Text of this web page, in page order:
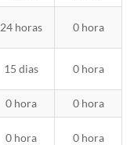
24 horas 0 hora
15 dias 0 hora
0 hora 0 hora
0 hora 0 hora